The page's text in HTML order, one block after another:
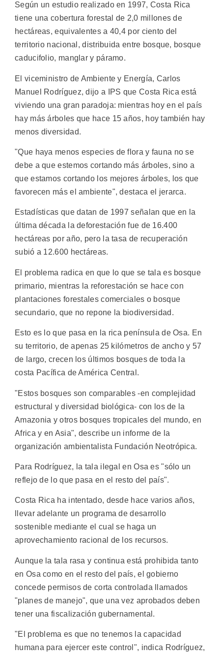
Según un estudio realizado en 1997, Costa Rica
tiene una cobertura forestal de 2,0 millones de
hectáreas, equivalentes a 40,4 por ciento del
territorio nacional, distribuida entre bosque, bosque
caducifolio, manglar y páramo.
El viceministro de Ambiente y Energía, Carlos
Manuel Rodríguez, dijo a IPS que Costa Rica está
viviendo una gran paradoja: mientras hoy en el país
hay más árboles que hace 15 años, hoy también hay
menos diversidad.
"Que haya menos especies de flora y fauna no se
debe a que estemos cortando más árboles, sino a
que estamos cortando los mejores árboles, los que
favorecen más el ambiente", destaca el jerarca.
Estadísticas que datan de 1997 señalan que en la
última década la deforestación fue de 16.400
hectáreas por año, pero la tasa de recuperación
subió a 12.600 hectáreas.
El problema radica en que lo que se tala es bosque
primario, mientras la reforestación se hace con
plantaciones forestales comerciales o bosque
secundario, que no repone la biodiversidad.
Esto es lo que pasa en la rica península de Osa. En
su territorio, de apenas 25 kilómetros de ancho y 57
de largo, crecen los últimos bosques de toda la
costa Pacífica de América Central.
"Estos bosques son comparables -en complejidad
estructural y diversidad biológica- con los de la
Amazonia y otros bosques tropicales del mundo, en
Africa y en Asia", describe un informe de la
organización ambientalista Fundación Neotrópica.
Para Rodríguez, la tala ilegal en Osa es "sólo un
reflejo de lo que pasa en el resto del país".
Costa Rica ha intentado, desde hace varios años,
llevar adelante un programa de desarrollo
sostenible mediante el cual se haga un
aprovechamiento racional de los recursos.
Aunque la tala rasa y continua está prohibida tanto
en Osa como en el resto del país, el gobierno
concede permisos de corta controlada llamados
"planes de manejo", que una vez aprobados deben
tener una fiscalización gubernamental.
"El problema es que no tenemos la capacidad
humana para ejercer este control", indica Rodríguez,